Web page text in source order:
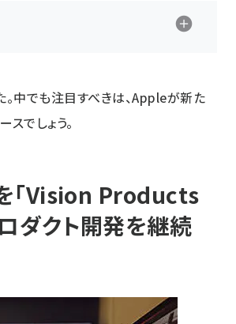
中でも注目すべきは、Appleが新た
でしょう。
「Vision Products
ダクト開発を継続